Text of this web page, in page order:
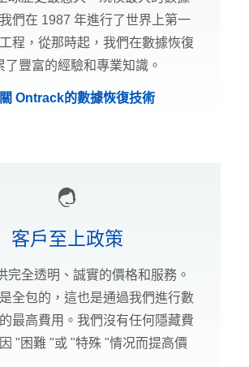
們在 1987 年進行了世界上第一
程，從那時起，我們在數據恢復
了豐富的經驗和專業知識。
Ontrack的數據恢復技術
客戶至上政策
完全透明、誠實的價格和服務。
全包的，這也是通過我們進行數
最高費用。我們沒有任何隱藏費
"困難 "或 "特殊 "情况而提高價